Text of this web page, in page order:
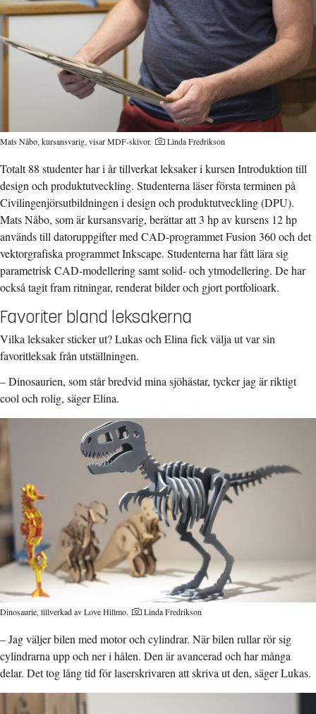
Mats Nåbo, kursansvarig, visar MDF-skivor. Linda Fredrikson
Totalt 88 studenter har i år tillverkat leksaker i kursen Introduktion till
design och produktutveckling. Studenterna läser första terminen på
Civilingenjörsutbildningen i design och produktutveckling (DPU).
Mats Nåbo, som är kursansvarig, berättar att 3 hp av kursens 12 hp
används till datoruppgifter med CAD-programmet Fusion 360 och det
vektorgrafiska programmet Inkscape. Studenterna har fått lära sig
parametrisk CAD-modellering samt solid- och ytmodellering. De har
också tagit fram ritningar, renderat bilder och gjort portfolioark.
Favoriter bland leksakerna
Vilka leksaker sticker ut? Lukas och Elina fick välja ut var sin
favoritleksak från utställningen.
– Dinosaurien, som står bredvid mina sjöhästar, tycker jag är riktigt
cool och rolig, säger Elina.
Dinosaurie, tillverkad av Love Hillmo. Linda Fredrikson
– Jag väljer bilen med motor och cylindrar. När bilen rullar rör sig
cylindrarna upp och ner i hålen. Den är avancerad och har många
delar. Det tog lång tid för laserskrivaren att skriva ut den, säger Lukas.